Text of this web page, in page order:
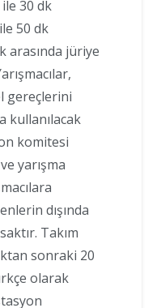
30 dk
50 dk
arasında jüriye
gereçlerini
kullanılacak
komitesi
yarışma
dışında
Takım
sonraki 20
olarak